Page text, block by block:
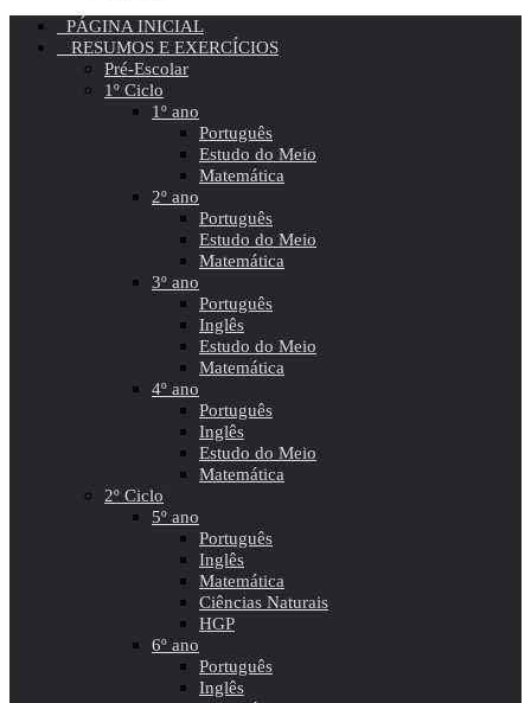
PÁGINA INICIAL
RESUMOS E EXERCÍCIOS
Pré-Escolar
1º Ciclo
1º ano
Português
Estudo do Meio
Matemática
2º ano
Português
Estudo do Meio
Matemática
3º ano
Português
Inglês
Estudo do Meio
Matemática
4º ano
Português
Inglês
Estudo do Meio
Matemática
2º Ciclo
5º ano
Português
Inglês
Matemática
Ciências Naturais
HGP
6º ano
Português
Inglês